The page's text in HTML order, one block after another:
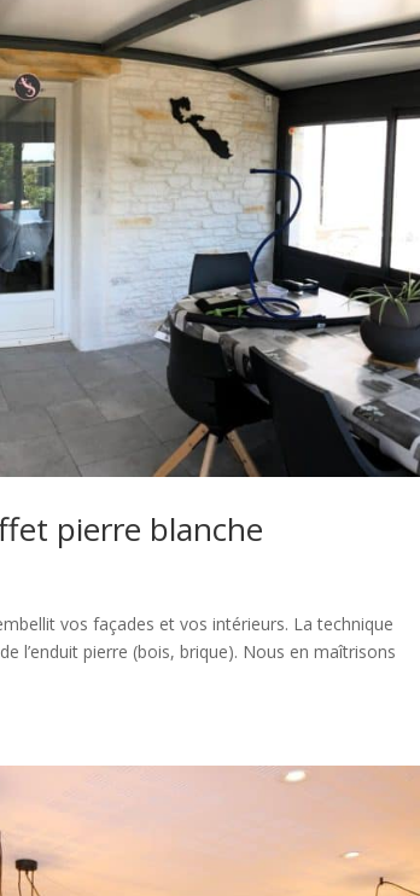
pierre blanche
vos façades et vos intérieurs. La technique
l’enduit pierre (bois, brique). Nous en maîtrisons